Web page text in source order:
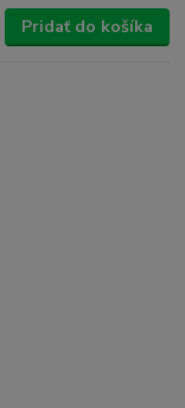
Pridať do košíka